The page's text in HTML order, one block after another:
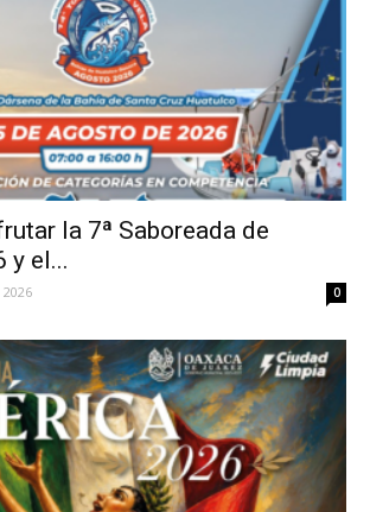
la 7ª Saboreada de
y el...
0